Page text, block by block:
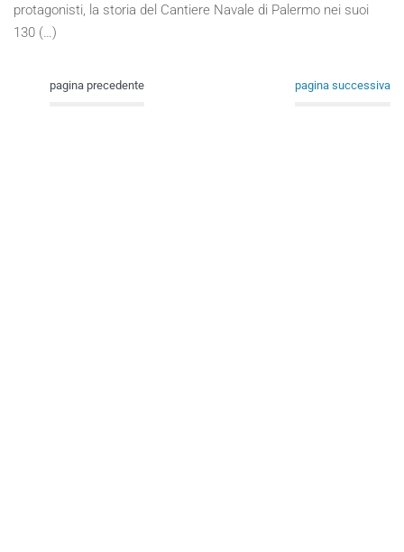
protagonisti, la storia del Cantiere Navale di Palermo nei suoi
130 (…)
pagina precedente pagina successiva